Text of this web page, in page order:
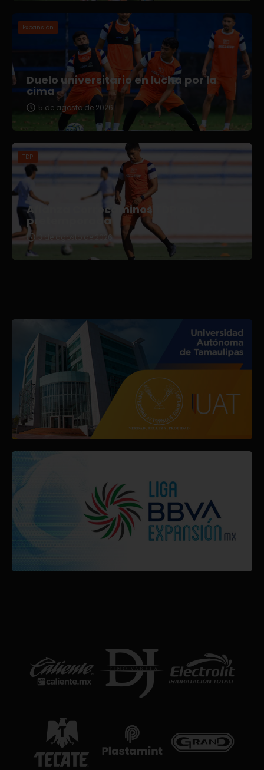
Expansión
Duelo universitario en lucha por la
cima
5 de agosto de 2026
TDP
Afianza Correcaminos TDP su
pretemporada
3 de agosto de 2026